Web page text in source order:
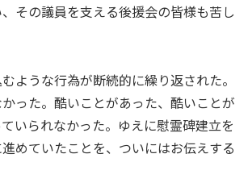
その議員を支える後援会の皆様も苦し
ような行為が断続的に繰り返された。
った。酷いことがあった、酷いことが
いられなかった。ゆえに慰霊碑建立を
めていたことを、ついにはお伝えする